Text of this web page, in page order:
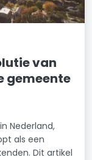
van
gemeente
Nederland,
als een
Dit artikel